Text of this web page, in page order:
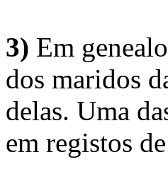
3) Em
dos maridos
delas. Uma
em registos